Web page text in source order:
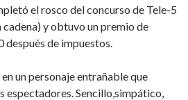
el rosco del concurso de Tele-5
y obtuvo un premio de
después de impuestos.
un personaje entrañable que
espectadores. Sencillo,simpático,